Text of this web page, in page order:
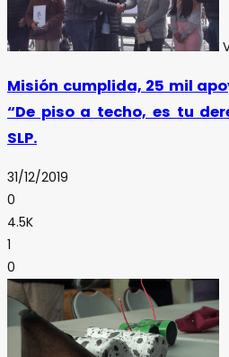
Misión cumplida, 25 mil
“De piso a techo, es tu
SLP.
31/12/2019
0
4.5K
1
0